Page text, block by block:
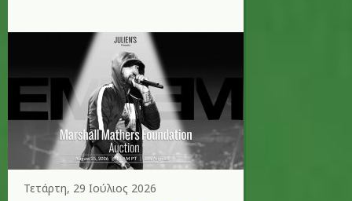
Τετάρτη, 29 Ιούλιος 2026